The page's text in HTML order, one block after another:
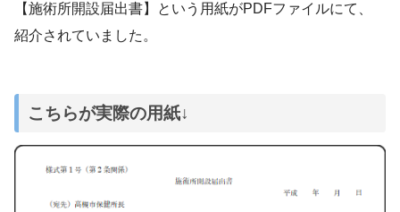
【施術所開設届出書】という用紙がPDFファイルにて、
紹介されていました。
こちらが実際の用紙↓